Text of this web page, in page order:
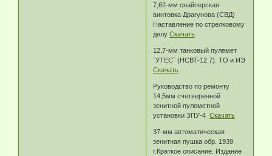
7,62-мм снайперская
винтовка Драгунова (СВД)
Наставление по стрелковому
делуСкачать
12,7-мм танковый пулемет
`УТЕС` (НСВТ-12.7). ТО и ИЭ
Скачать
Руководство по ремонту
14,5мм счетверенной
зенитной пулеметной
установки ЗПУ-4Скачать
37-мм автоматическая
зенитная пушка обр. 1939
г.Краткое описание. Издание